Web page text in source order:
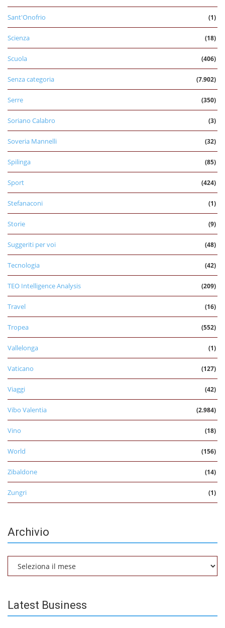
Sant'Onofrio (1)
Scienza (18)
Scuola (406)
Senza categoria (7.902)
Serre (350)
Soriano Calabro (3)
Soveria Mannelli (32)
Spilinga (85)
Sport (424)
Stefanaconi (1)
Storie (9)
Suggeriti per voi (48)
Tecnologia (42)
TEO Intelligence Analysis (209)
Travel (16)
Tropea (552)
Vallelonga (1)
Vaticano (127)
Viaggi (42)
Vibo Valentia (2.984)
Vino (18)
World (156)
Zibaldone (14)
Zungri (1)
Archivio
Latest Business